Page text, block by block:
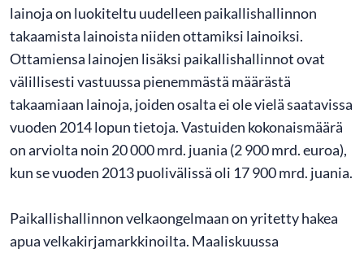
lainoja on luokiteltu uudelleen paikallishallinnon
takaamista lainoista niiden ottamiksi lainoiksi.
Ottamiensa lainojen lisäksi paikallishallinnot ovat
välillisesti vastuussa pienemmästä määrästä
takaamiaan lainoja, joiden osalta ei ole vielä saatavissa
vuoden 2014 lopun tietoja. Vastuiden kokonaismäärä
on arviolta noin 20 000 mrd. juania (2 900 mrd. euroa),
kun se vuoden 2013 puolivälissä oli 17 900 mrd. juania.
Paikallishallinnon velkaongelmaan on yritetty hakea
apua velkakirjamarkkinoilta. Maaliskuussa